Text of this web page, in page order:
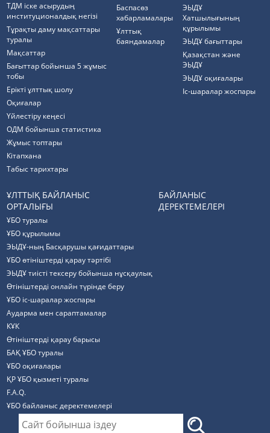
ТДМ іске асырудың
институционалдық негізі
Тұрақты даму мақсаттары
туралы
Мақсаттар
Бағыттар бойынша 5 жұмыс
тобы
Ерікті ұлттық шолу
Оқиғалар
Үйлестіру кеңесі
ОДМ бойынша статистика
Жұмыс топтары
Кітапхана
Табыс тарихтары
Баспасөз
хабарламалары
Ұлттық
баяндамалар
ЭЫДҰ
Хатшылығының
құрылымы
ЭЫДҰ бағыттары
Қазақстан және
ЭЫДҰ
ЭЫДҰ оқиғалары
Іс-шаралар жоспары
ҰЛТТЫҚ БАЙЛАНЫС
ОРТАЛЫҒЫ
ҰБО туралы
ҰБО құрылымы
ЭЫДҰ-ның Басқарушы қағидаттары
ҰБО өтініштерді қарау тәртібі
ЭЫДҰ тиісті тексеру бойынша нұсқаулық
Өтініштерді онлайн түрінде беру
ҰБО іс-шаралар жоспары
Аударма мен сараптамалар
КҰК
Өтініштерді қарау барысы
БАҚ ҰБО туралы
ҰБО оқиғалары
ҚР ҰБО қызметі туралы
F.A.Q.
ҰБО байланыс деректемелерi
БАЙЛАНЫС
ДЕРЕКТЕМЕЛЕРІ